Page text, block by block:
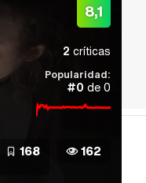
8,1
2 críticas
Popularidad:
#0 de 0
168 162